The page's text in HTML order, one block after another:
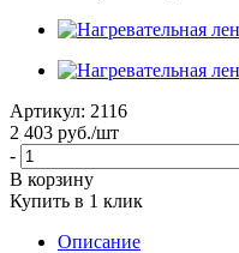
Артикул: 2116
2 403 руб./шт
-
В корзину
Купить в 1 клик
Описание